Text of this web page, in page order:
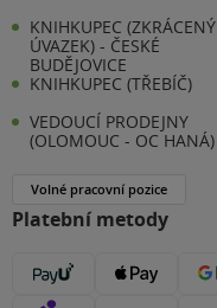
KNIHKUPEC (ZKRÁCENÝ
ÚVAZEK) - ČESKÉ
BUDĚJOVICE
KNIHKUPEC (TŘEBÍČ)
VEDOUCÍ PRODEJNY
(OLOMOUC - OC HANÁ)
Volné pracovní pozice
Platební metody